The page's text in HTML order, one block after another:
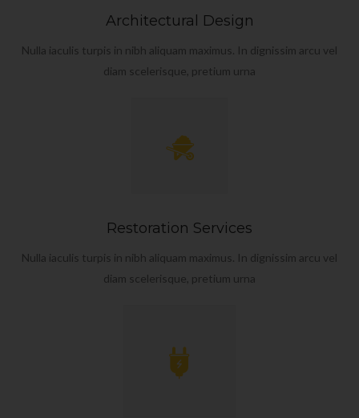
Architectural Design
Nulla iaculis turpis in nibh aliquam maximus. In dignissim arcu vel
diam scelerisque, pretium urna
Restoration Services
Nulla iaculis turpis in nibh aliquam maximus. In dignissim arcu vel
diam scelerisque, pretium urna